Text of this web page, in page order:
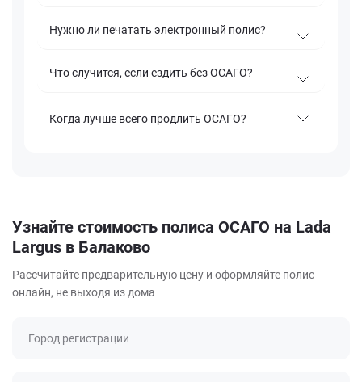
Нужно ли печатать электронный полис?
Что случится, если ездить без ОСАГО?
Когда лучше всего продлить ОСАГО?
Узнайте стоимость полиса ОСАГО на Lada
Largus в Балаково
Рассчитайте предварительную цену и оформляйте полис
онлайн, не выходя из дома
Город регистрации